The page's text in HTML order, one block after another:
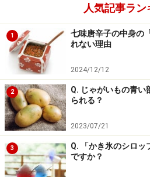
生きる以上ゼロにはで
自分に無理なく食べる
食べることだけが生きることで
ないでいくために栄養を摂るこ
倒、忙しい、興味がない……どの
が摂れなくなっているというこ
以上に普通の状態ではありません
食欲や食事の量は個人差があり
細かったり、食べるのが遅く一
人気記事ラン
1
七味唐辛子の中身の
れない理由
2024/12/12
2
Q. じゃがいもの青い
られる？
2023/07/21
3
Q. 「かき氷のシロッ
ですか？